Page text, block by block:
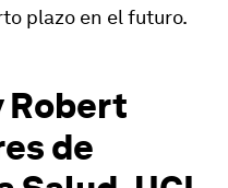
plazo en el futuro.
Robert
de